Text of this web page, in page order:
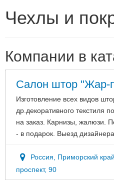
Чехлы и
Компании в
Салон штор "Жар-
Изготовление всех видов
др.декоративного текстиля
на заказ. Карнизы, жалюзи.
- в подарок. Выезд
Россия, Приморский
проспект, 90